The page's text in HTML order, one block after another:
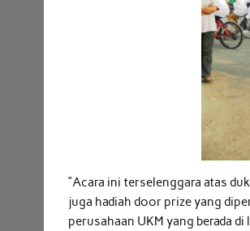
“Acara ini terselenggara atas
juga hadiah door prize yang
perusahaan UKM yang berada